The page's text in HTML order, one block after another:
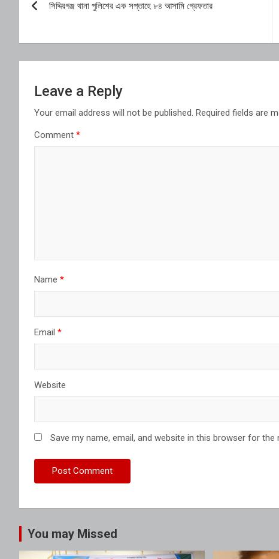
navigation
সিদ্দিরগঞ্জ থানা পুলিশের এক সপ্তাহে ৮৪ আসামি গ্রেফতার
Leave a Reply
Your email address will not be published. Required fields are
Comment *
Name *
Email *
Website
Save my name, email, and website in this browser for
You may Missed